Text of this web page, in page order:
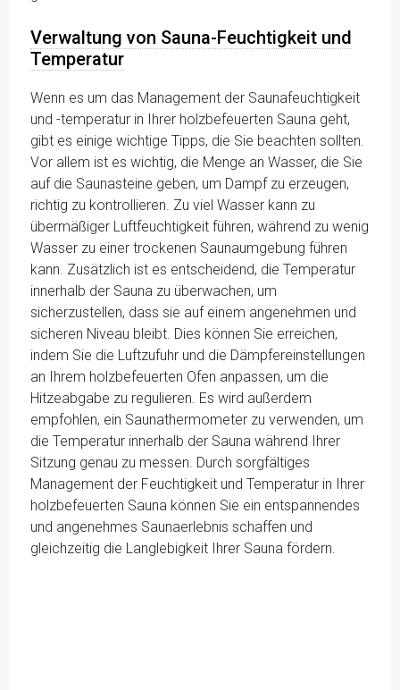
Verwaltung von Sauna-Feuchtigkeit und
Temperatur
Wenn es um das Management der Saunafeuchtigkeit
und -temperatur in Ihrer holzbefeuerten Sauna geht,
gibt es einige wichtige Tipps, die Sie beachten sollten.
Vor allem ist es wichtig, die Menge an Wasser, die Sie
auf die Saunasteine geben, um Dampf zu erzeugen,
richtig zu kontrollieren. Zu viel Wasser kann zu
übermäßiger Luftfeuchtigkeit führen, während zu wenig
Wasser zu einer trockenen Saunaumgebung führen
kann. Zusätzlich ist es entscheidend, die Temperatur
innerhalb der Sauna zu überwachen, um
sicherzustellen, dass sie auf einem angenehmen und
sicheren Niveau bleibt. Dies können Sie erreichen,
indem Sie die Luftzufuhr und die Dämpfereinstellungen
an Ihrem holzbefeuerten Ofen anpassen, um die
Hitzeabgabe zu regulieren. Es wird außerdem
empfohlen, ein Saunathermometer zu verwenden, um
die Temperatur innerhalb der Sauna während Ihrer
Sitzung genau zu messen. Durch sorgfältiges
Management der Feuchtigkeit und Temperatur in Ihrer
holzbefeuerten Sauna können Sie ein entspannendes
und angenehmes Saunaerlebnis schaffen und
gleichzeitig die Langlebigkeit Ihrer Sauna fördern.